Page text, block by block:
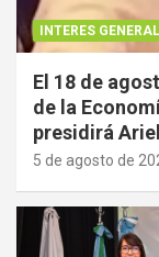
INTERES GENERAL
El 18 de
de la
presidirá
5 de agosto de